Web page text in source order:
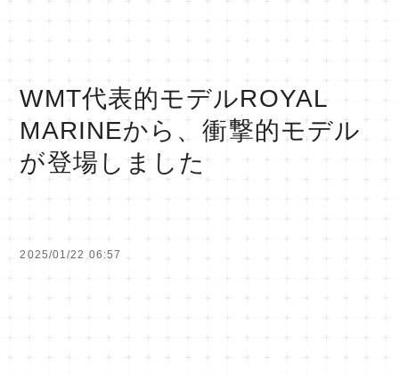
WMT代表的モデルROYAL
MARINEから、衝撃的モデル
が登場しました
2025/01/22 06:57